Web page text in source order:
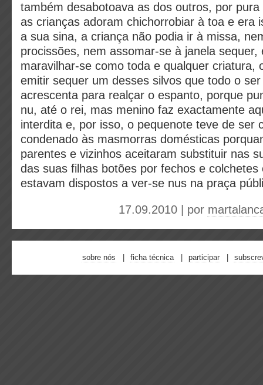
também desabotoava as dos outros, por
as crianças adoram chichorrobiar à toa e era
a sua sina, a criança não podia ir à missa,
procissões, nem assomar-se à janela sequer,
maravilhar-se como toda e qualquer criatura,
emitir sequer um desses silvos que todo o
acrescenta para realçar o espanto, porque
nu, até o rei, mas menino faz exactamente
interdita e, por isso, o pequenote teve de ser
condenado às masmorras domésticas
parentes e vizinhos aceitaram substituir nas
das suas filhas botões por fechos e colchetes
estavam dispostos a ver-se nus na praça
17.09.2010 | por
sobre nós ficha técnica participar